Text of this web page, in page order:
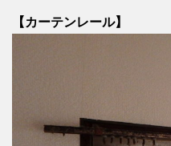
【カーテンレール】